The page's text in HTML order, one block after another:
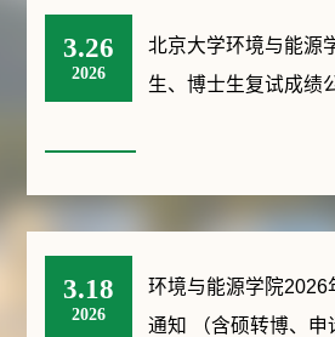
3.26
2026
北京大学环境与能源
生、博士生复试成绩
3.18
2026
环境与能源学院2026
通知 （含硕转博、申